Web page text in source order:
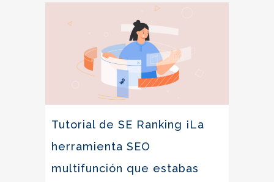
Tutorial de SE Ranking ¡La
herramienta SEO
multifunción que estabas